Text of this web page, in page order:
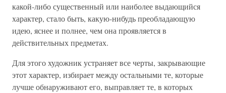
какой-либо существенный или наиболее выдающийся
характер, стало быть, какую-нибудь преобладающую
идею, яснее и полнее, чем она проявляется в
действительных предметах.
Для этого художник устраняет все черты, закрывающие
этот характер, избирает между остальными те, которые
лучше обнаруживают его, выправляет те, в которых